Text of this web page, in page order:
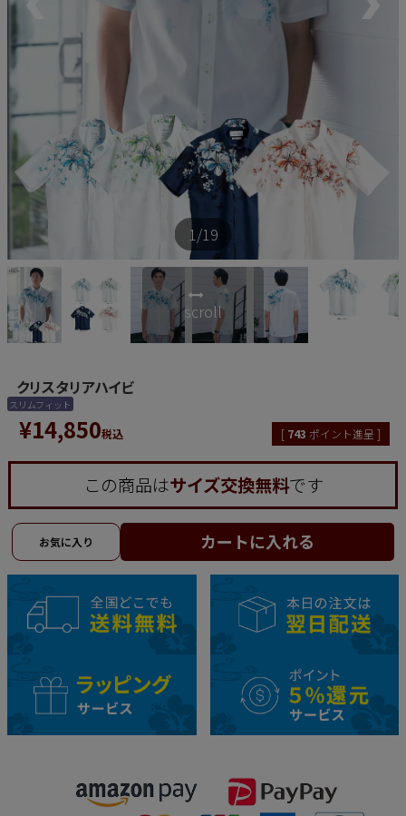
再入荷商品
アウトレット
サイズから探す
レーベルから探す
1 /19
scroll
クリスタリアハイビ
スリムフィット
¥14,850税込 [ 743 ポイント進呈 ]
この商品はサイズ交換無料です
カートに入れる